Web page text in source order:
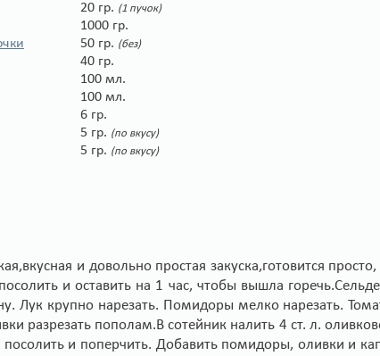
20 гр. (1 пучок)
1000 гр.
50 гр. (без)
40 гр.
100 мл.
100 мл.
6 гр.
5 гр. (по вкусу)
5 гр. (по вкусу)
и довольно простая закуска,готовится
и оставить на 1 час, чтобы вышла
Лук крупно нарезать. Помидоры мелко нарезать.
разрезать пополам.В сотейник налить 4 ст. л.
посолить и поперчить. Добавить помидоры, оливки и